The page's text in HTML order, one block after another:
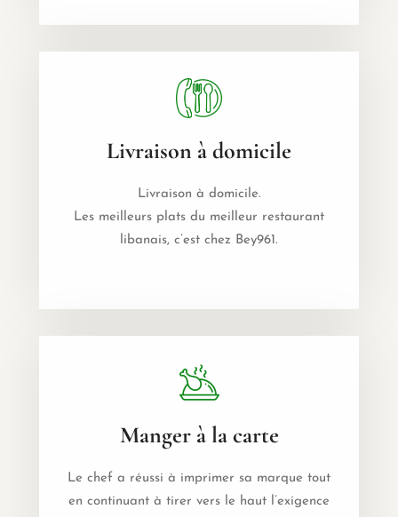
Livraison à domicile
Livraison à domicile.
Les meilleurs plats du meilleur restaurant
libanais, c’est chez Bey961.
Manger à la carte
Le chef a réussi à imprimer sa marque tout
en continuant à tirer vers le haut l’exigence